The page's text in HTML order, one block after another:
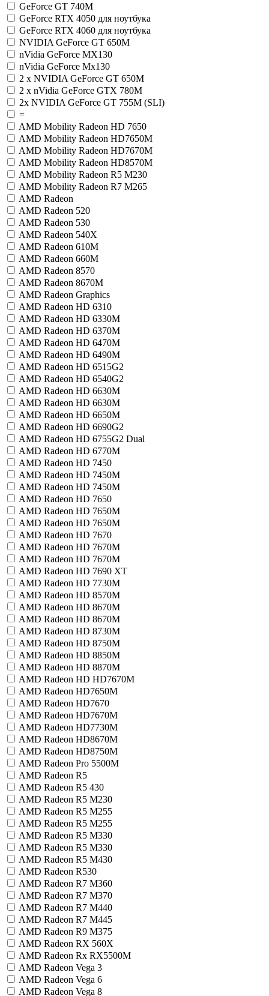
GeForce GT 740M
GeForce RTX 4050 для ноутбука
GeForce RTX 4060 для ноутбука
NVIDIA GeForce GT 650M
nVidia GeForce MX130
nVidia GeForce Mx130
2 x NVIDIA GeForce GT 650M
2 x nVidia GeForce GTX 780M
2x NVIDIA GeForce GT 755M (SLI)
=
AMD Mobility Radeon HD 7650
AMD Mobility Radeon HD7650M
AMD Mobility Radeon HD7670M
AMD Mobility Radeon HD8570M
AMD Mobility Radeon R5 M230
AMD Mobility Radeon R7 M265
AMD Radeon
AMD Radeon 520
AMD Radeon 530
AMD Radeon 540X
AMD Radeon 610M
AMD Radeon 660M
AMD Radeon 8570
AMD Radeon 8670M
AMD Radeon Graphics
AMD Radeon HD 6310
AMD Radeon HD 6330M
AMD Radeon HD 6370M
AMD Radeon HD 6470M
AMD Radeon HD 6490M
AMD Radeon HD 6515G2
AMD Radeon HD 6540G2
AMD Radeon HD 6630M
AMD Radeon HD 6630М
AMD Radeon HD 6650M
AMD Radeon HD 6690G2
AMD Radeon HD 6755G2 Dual
AMD Radeon HD 6770M
AMD Radeon HD 7450
AMD Radeon HD 7450M
AMD Radeon HD 7450М
AMD Radeon HD 7650
AMD Radeon HD 7650M
AMD Radeon HD 7650М
AMD Radeon HD 7670
AMD Radeon HD 7670M
AMD Radeon HD 7670М
AMD Radeon HD 7690 XT
AMD Radeon HD 7730M
AMD Radeon HD 8570M
AMD Radeon HD 8670M
AMD Radeon HD 8670М
AMD Radeon HD 8730M
AMD Radeon HD 8750M
AMD Radeon HD 8850M
AMD Radeon HD 8870M
AMD Radeon HD HD7670M
AMD Radeon HD7650M
AMD Radeon HD7670
AMD Radeon HD7670M
AMD Radeon HD7730M
AMD Radeon HD8670M
AMD Radeon HD8750M
AMD Radeon Pro 5500M
AMD Radeon R5
AMD Radeon R5 430
AMD Radeon R5 M230
AMD Radeon R5 M255
AMD Radeon R5 M255
AMD Radeon R5 M330
AMD Radeon R5 M330
AMD Radeon R5 M430
AMD Radeon R530
AMD Radeon R7 M360
AMD Radeon R7 M370
AMD Radeon R7 M440
AMD Radeon R7 M445
AMD Radeon R9 M375
AMD Radeon RX 560X
AMD Radeon Rx RX5500M
AMD Radeon Vega 3
AMD Radeon Vega 6
AMD Radeon Vega 8